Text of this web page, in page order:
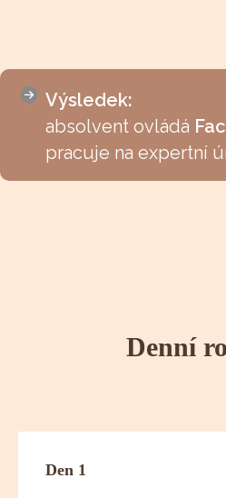
Výsledek:
absolvent ovládá
pracuje na expertní
Denní
Den 1